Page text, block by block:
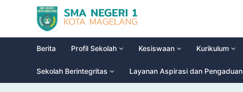
A
N
g
e
i
o
l
Berita Profil Sekolah Kesiswaan Kurikulum
Sekolah Berintegritas Layanan Aspirasi dan Pengaduan